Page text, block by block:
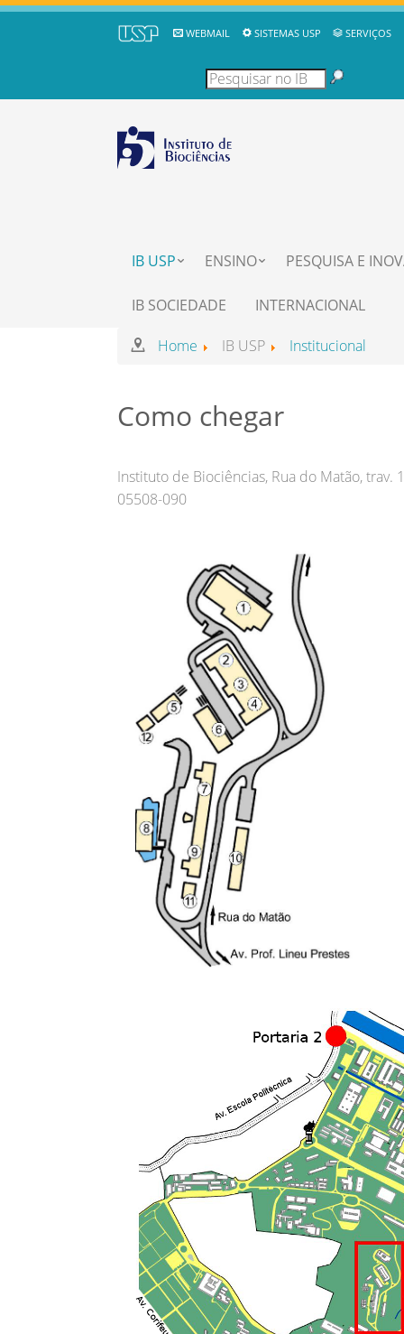
WEBMAIL SISTEMAS USP SERVIÇOS
IB USP ENSINO PESQUISA E
IB SOCIEDADE INTERNACIONAL
Home IB USP Institucional
Como chegar
Instituto de Biociências, Rua do Matão, trav.
05508-090